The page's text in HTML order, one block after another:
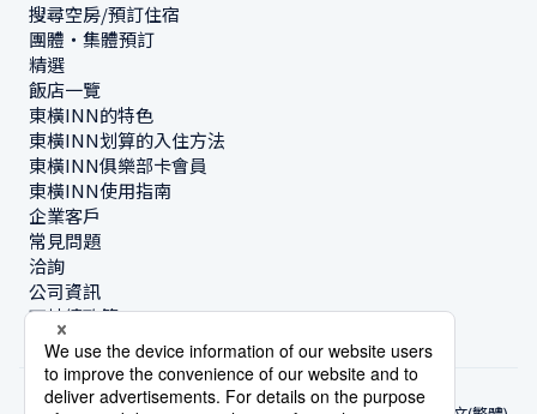
搜尋空房/預訂住宿
團體・集體預訂
精選
飯店一覽
東橫INN的特色
東橫INN划算的入住方法
東橫INN俱樂部卡會員
東橫INN使用指南
企業客戶
常見問題
洽詢
公司資訊
可持續政策